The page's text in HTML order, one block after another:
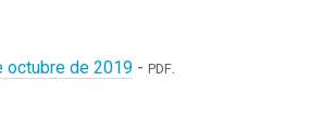
octubre de 2019 - PDF.